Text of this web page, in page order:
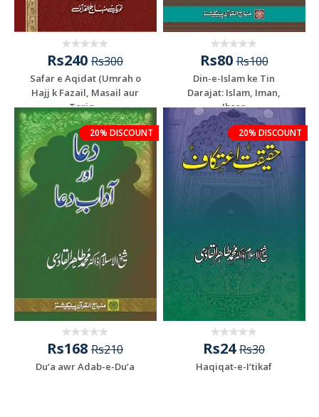
Rs240 Rs300
Safar e Aqidat (Umrah o
Hajj k Fazail, Masail aur
Tariq...
Rs80Rs100
Din-e-Islam ke Tin
Darajat: Islam, Iman,
Ihsan
20% DISCOUNT
Rs168 Rs210
Du‘a awr Adab-e-Du‘a
20% DISCOUNT
Rs24Rs30
Haqiqat-e-I‘tikaf